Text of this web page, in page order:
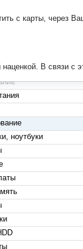
с карты, через
В связи
47
ноутбуки